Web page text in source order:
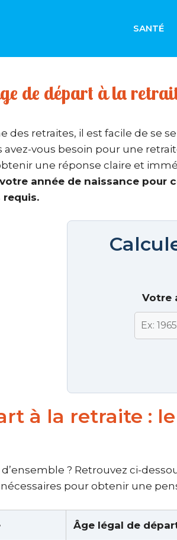
SANTÉ
de départ à la
des retraites, il est facile de se
vous besoin pour une
une réponse claire et
année de naissance pour
Votre
à la retraite :
? Retrouvez ci-
pour obtenir une
Âge légal de